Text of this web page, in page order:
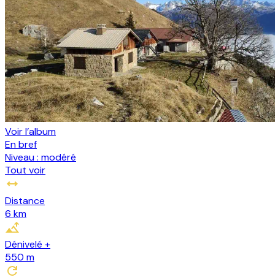
Voir l’album
En bref
Niveau : modéré
Tout voir
Distance
6 km
Dénivelé +
550 m